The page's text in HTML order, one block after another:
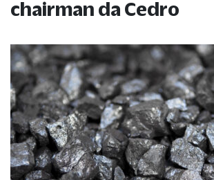
chairman da Cedro